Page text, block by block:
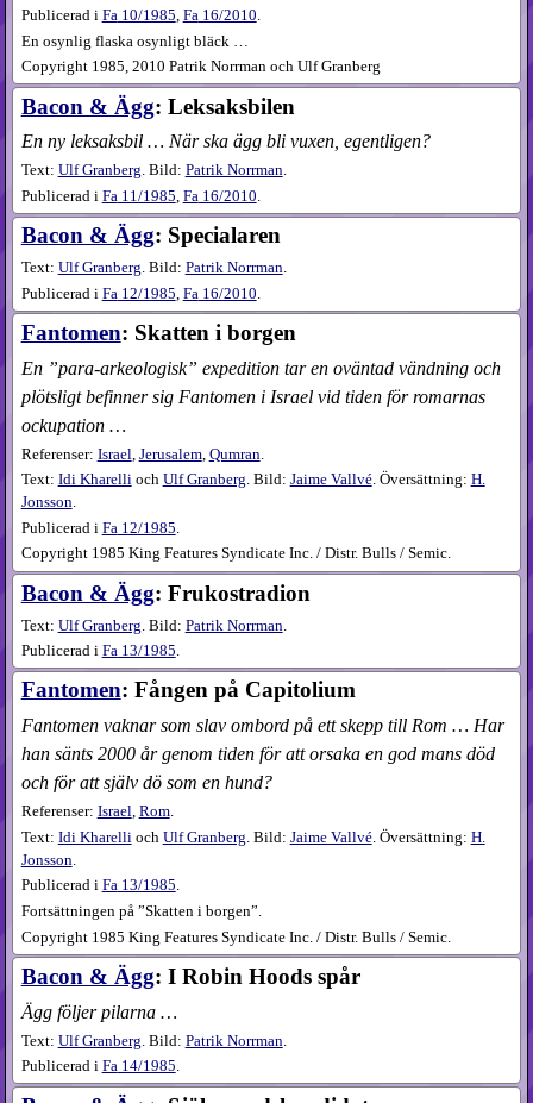
Publicerad i Fa10​/1985, Fa16​/2010.
En osynlig flaska osynligt bläck …
Copyright 1985, 2010 Patrik Norrman och Ulf Granberg
Bacon & Ägg: Leksaksbilen
En ny leksaksbil … När ska ägg bli vuxen, egentligen?
Text: Ulf Granberg. Bild: Patrik Norrman.
Publicerad i Fa11​/1985, Fa16​/2010.
Bacon & Ägg: Specialaren
Text: Ulf Granberg. Bild: Patrik Norrman.
Publicerad i Fa 12​/1985 Fa 16​/2010
Fantomen: Skatten i borgen
En ”para-arkeologisk” expedition tar en oväntad vändning och
plötsligt befinner sig Fantomen i Israel vid tiden för romarnas
ockupation …
Referenser: Israel, Jerusalem, Qumran.
Text: Idi Kharellioch Ulf Granberg. Bild: Jaime Vallvé. Översättning: H.
Jonsson.
Publicerad i Fa12​/1985.
Copyright 1985 King Features Syndicate Inc. / Distr. Bulls / Semic.
Bacon & Ägg: Frukostradion
Text: Ulf Granberg . Bild: Patrik Norrman
Publicerad i Fa13​/1985.
Fantomen: Fången på Capitolium
Fantomen vaknar som slav ombord på ett skepp till Rom … Har
han sänts 2000 år genom tiden för att orsaka en god mans död
och för att själv dö som en hund?
Referenser: Israel, Rom.
Text: Idi Kharellioch Ulf Granberg. Bild: Jaime Vallvé. Översättning: H.
Jonsson.
Publicerad i Fa13​/1985.
Fortsättningen på ”Skatten i borgen”.
Copyright 1985 King Features Syndicate Inc. / Distr. Bulls / Semic.
Bacon & Ägg: I Robin Hoods spår
Ägg följer pilarna …
Text: Ulf Granberg . Bild: Patrik Norrman
Publicerad i Fa14​/1985.